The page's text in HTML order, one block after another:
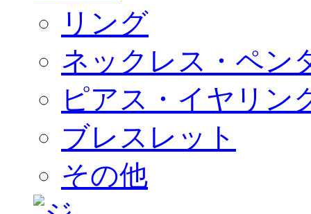
リング
ネックレス・ペン
ピアス・イヤリン
ブレスレット
その他